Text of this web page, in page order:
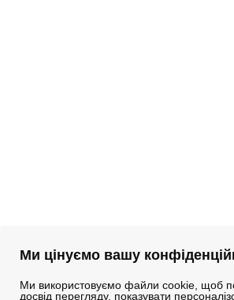
Ми цінуємо вашу
Ми використовуємо файли cookie, щоб
досвід перегляду, показувати